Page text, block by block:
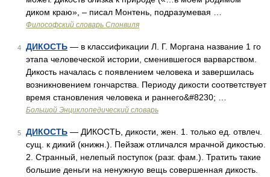
диком краю», – писал Монтень, подразумевая …
Философский словарь Спонвиля
4 ДИКОСТЬ — в классификации Л. Г. Моргана название 1 го
этапа человеческой истории, сменившегося варварством.
Дикость началась с появлением человека и завершилась
возникновением гончарства. Периоду дикости соответствует
время становления человека и раннего&#8230; …
Большой Энциклопедический словарь
5 ДИКОСТЬ — ДИКОСТЬ, дикости, жен. 1. только ед. отвлеч.
сущ. к дикий (книжн.). Пейзаж отличался мрачной дикостью.
2. Странный, нелепый поступок (разг. фам.). Тратить такие
большие деньги на ненужную вещь совершенная дикость.